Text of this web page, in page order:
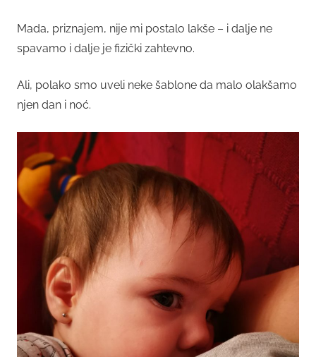
Mada, priznajem, nije mi postalo lakše – i dalje ne
spavamo i dalje je fizički zahtevno.
Ali, polako smo uveli neke šablone da malo olakšamo
njen dan i noć.